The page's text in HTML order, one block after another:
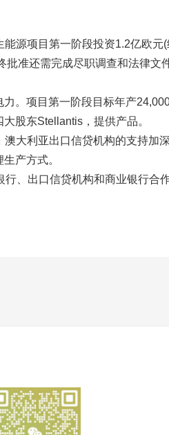
源项目第一阶段投资1.2亿欧元
准还需完成尽职调查和法律文
。项目第一阶段目标年产
股东Stellantis，提供产品。
大利亚出口信贷机构的支持加深
产方式。
、出口信贷机构和商业银行合